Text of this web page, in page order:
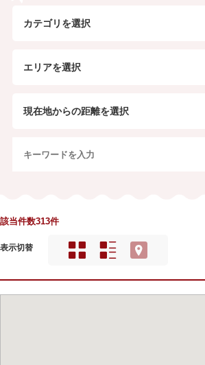
カテゴリを選択
エリアを選択
現在地からの距離を選択
該当件数313件
表示切替